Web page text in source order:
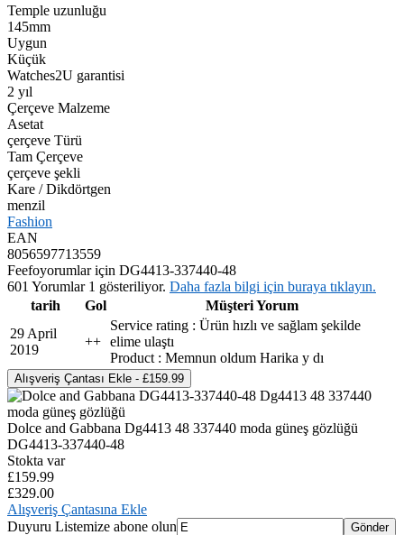
Temple uzunluğu
145mm
Uygun
Küçük
Watches2U garantisi
2 yıl
Çerçeve Malzeme
Asetat
çerçeve Türü
Tam Çerçeve
çerçeve şekli
Kare / Dikdörtgen
menzil
Fashion
EAN
8056597713559
Feefoyorumlar için DG4413-337440-48
601 Yorumlar 1 gösteriliyor. Daha fazla bilgi için buraya tıklayın.
tarih
Gol
Müşteri Yorum
29 April
2019
++
Service rating : Ürün hızlı ve sağlam şekilde
elime ulaştı
Product : Memnun oldum Harika y dı
Dolce and Gabbana Dg4413 48 337440 moda güneş gözlüğü
DG4413-337440-48
Stokta var
£159.99
£329.00
Alışveriş Çantasına Ekle
Duyuru Listemize abone olun